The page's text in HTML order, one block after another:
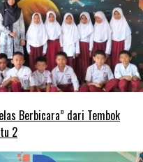
Berbicara” dari Tembok
2